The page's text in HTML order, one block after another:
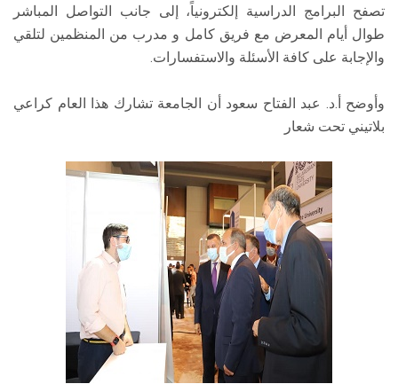
تصفح البرامج الدراسية إلكترونياً، إلى جانب التواصل المباشر
طوال أيام المعرض مع فريق كامل و مدرب من المنظمين لتلقي
والإجابة على كافة الأسئلة والاستفسارات.
وأوضح أ.د. عبد الفتاح سعود أن الجامعة تشارك هذا العام كراعي
بلاتيني تحت شعار